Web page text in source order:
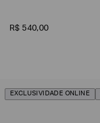
R$ 540,00
EXCLUSIVIDADE ONLINE
você?
SOBRENOME*